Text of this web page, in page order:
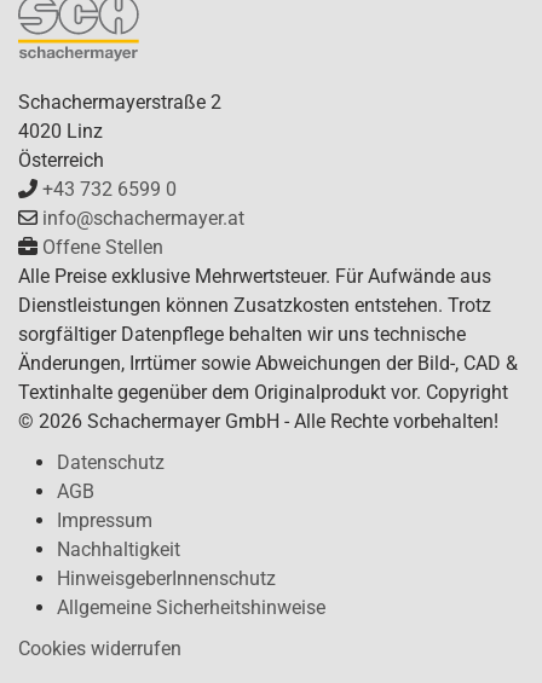
Schachermayerstraße 2
4020 Linz
Österreich
+43 732 6599 0
info@schachermayer.at
Offene Stellen
Alle Preise exklusive Mehrwertsteuer. Für Aufwände aus
Dienstleistungen können Zusatzkosten entstehen. Trotz
sorgfältiger Datenpflege behalten wir uns technische
Änderungen, Irrtümer sowie Abweichungen der Bild-, CAD &
Textinhalte gegenüber dem Originalprodukt vor. Copyright
© 2026 Schachermayer GmbH - Alle Rechte vorbehalten!
Datenschutz
AGB
Impressum
Nachhaltigkeit
HinweisgeberInnenschutz
Allgemeine Sicherheitshinweise
Cookies widerrufen